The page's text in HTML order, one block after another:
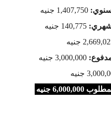
140,775 جنيه
جنيه